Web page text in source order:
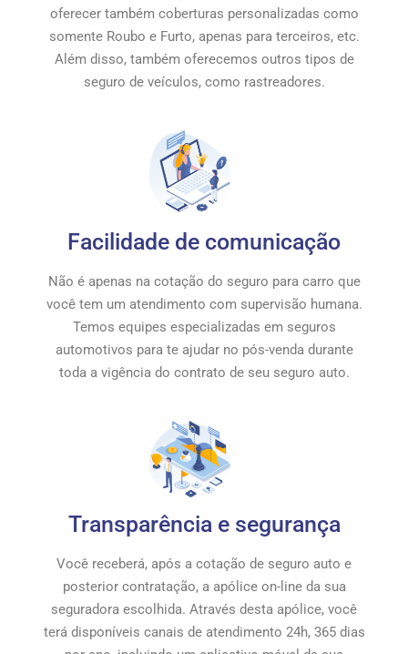
oferecer também coberturas personalizadas como
somente Roubo e Furto, apenas para terceiros, etc.
Além disso, também oferecemos outros tipos de
seguro de veículos, como rastreadores.
Facilidade de comunicação
Não é apenas na cotação do seguro para carro que
você tem um atendimento com supervisão humana.
Temos equipes especializadas em seguros
automotivos para te ajudar no pós-venda durante
toda a vigência do contrato de seu seguro auto.
Transparência e segurança
Você receberá, após a cotação de seguro auto e
posterior contratação, a apólice on-line da sua
seguradora escolhida. Através desta apólice, você
terá disponíveis canais de atendimento 24h, 365 dias